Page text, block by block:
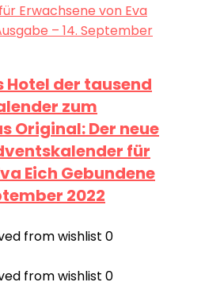
Hotel der tausend
zum
Original: Der neue
für
Eich Gebundene
2022
from wishlist 0
from wishlist 0